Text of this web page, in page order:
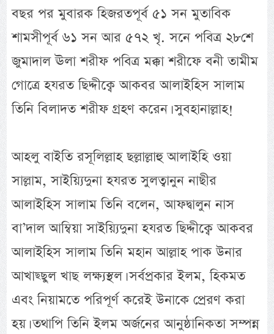
বছর পর মুবারক হিজরতপূর্ব ৫১ সন মুতাবিক
শামসীপূর্ব ৬১ সন আর ৫৭২ খৃ. সনে পবিত্র ২৮শে
জুমাদাল ঊলা শরীফ পবিত্র মক্কা শরীফে বনী তামীম
গোত্রে হযরত ছিদ্দীক্বে আকবর আলাইহিস সালাম
তিনি বিলাদত শরীফ গ্রহণ করেন। সুবহানাল্লাহ!
আহলু বাইতি রসূলিল্লাহ ছল্লাল্লাহু আলাইহি ওয়া
সাল্লাম, সাইয়্যিদুনা হযরত সুলত্বানুন নাছীর
আলাইহিস সালাম তিনি বলেন, আফদ্বালুন নাস
বা’দাল আম্বিয়া সাইয়্যিদুনা হযরত ছিদ্দীক্বে আকবর
আলাইহিস সালাম তিনি মহান আল্লাহ পাক উনার
আখাছ্ছুল খাছ লক্ষ্যস্থল। সর্বপ্রকার ইলম, হিকমত
এবং নিয়ামতে পরিপূর্ণ করেই উনাকে প্রেরণ করা
হয়। তথাপি তিনি ইলম অর্জনের আনুষ্ঠানিকতা সম্পন্ন